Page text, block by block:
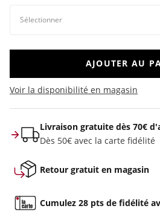
AJOUTER AU
Voir la disponibilité en magasin
Livraison gratuite dès 70€
Dès 50€ avec la carte fidélité
Retour gratuit en magasin
Cumulez 28 pts de fidélité